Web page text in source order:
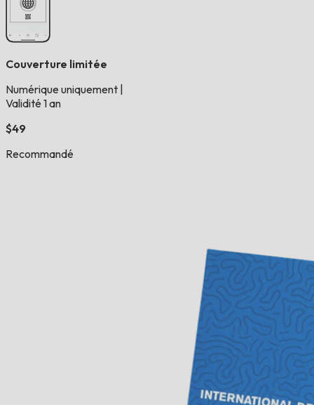
Couverture limitée
Numérique uniquement
Validité 1 an
$49
Recommandé